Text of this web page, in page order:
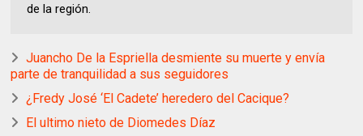
de la región.
Juancho De la Espriella desmiente su muerte y envía
parte de tranquilidad a sus seguidores
¿Fredy José ‘El Cadete’ heredero del Cacique?
El ultimo nieto de Diomedes Díaz